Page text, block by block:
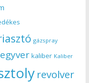
gázspray
kaliber Kaliber
revolver